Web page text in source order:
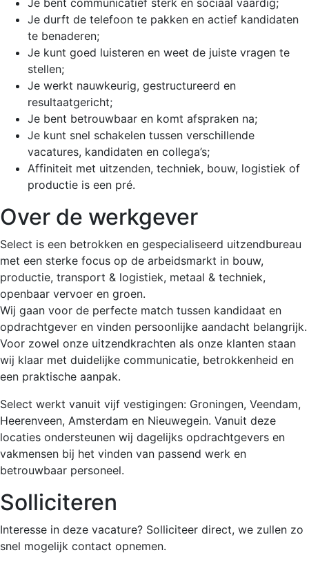
Je bent communicatief sterk en sociaal vaardig;
Je durft de telefoon te pakken en actief kandidaten
te benaderen;
Je kunt goed luisteren en weet de juiste vragen te
stellen;
Je werkt nauwkeurig, gestructureerd en
resultaatgericht;
Je bent betrouwbaar en komt afspraken na;
Je kunt snel schakelen tussen verschillende
vacatures, kandidaten en collega’s;
Affiniteit met uitzenden, techniek, bouw, logistiek of
productie is een pré.
Over de werkgever
Select is een betrokken en gespecialiseerd uitzendbureau
met een sterke focus op de arbeidsmarkt in bouw,
productie, transport & logistiek, metaal & techniek,
openbaar vervoer en groen.
Wij gaan voor de perfecte match tussen kandidaat en
opdrachtgever en vinden persoonlijke aandacht belangrijk.
Voor zowel onze uitzendkrachten als onze klanten staan
wij klaar met duidelijke communicatie, betrokkenheid en
een praktische aanpak.
Select werkt vanuit vijf vestigingen: Groningen, Veendam,
Heerenveen, Amsterdam en Nieuwegein. Vanuit deze
locaties ondersteunen wij dagelijks opdrachtgevers en
vakmensen bij het vinden van passend werk en
betrouwbaar personeel.
Solliciteren
Interesse in deze vacature? Solliciteer direct, we zullen zo
snel mogelijk contact opnemen.